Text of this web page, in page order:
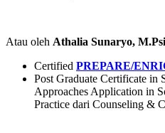
Atau oleh Athalia Sunaryo,
Certified PREPARE/
Post Graduate Certificate in
Approaches Application in
Practice dari Counseling &